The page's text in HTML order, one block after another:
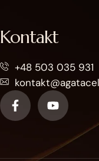
Kontakt
+48 503 035 931